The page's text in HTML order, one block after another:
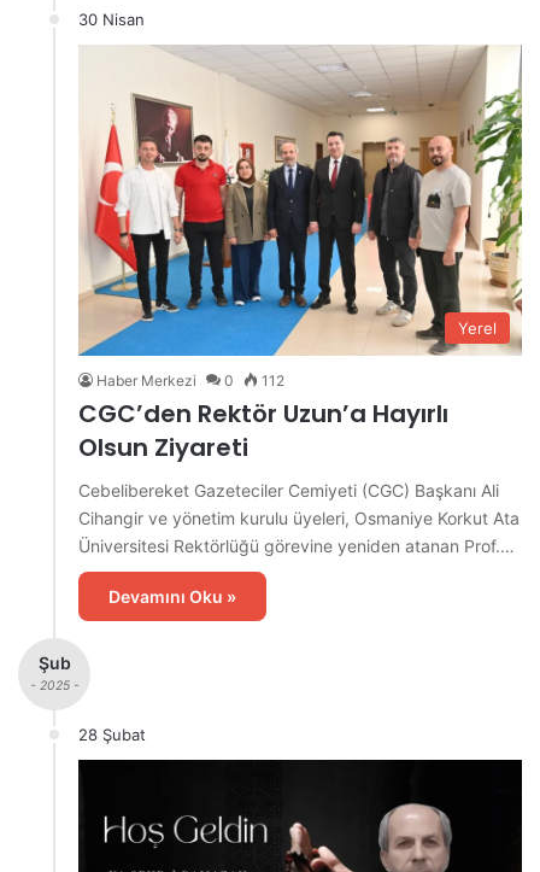
30 Nisan
Yerel
Haber Merkezi 0 112
CGC’den Rektör Uzun’a Hayırlı
Olsun Ziyareti
Cebelibereket Gazeteciler Cemiyeti (CGC) Başkanı Ali
Cihangir ve yönetim kurulu üyeleri, Osmaniye Korkut Ata
Üniversitesi Rektörlüğü görevine yeniden atanan Prof.…
Devamını Oku »
Şub
- 2025 -
28 Şubat